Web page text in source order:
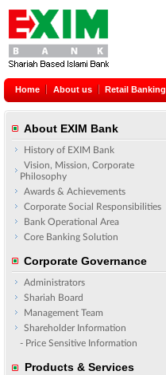
Home About us Retail Banking
About EXIM Bank
History of EXIM Bank
Vision, Mission, Corporate
Philosophy
Awards & Achievements
Corporate Social Responsibilities
Bank Operational Area
Core Banking Solution
Corporate Governance
Administrators
Shariah Board
Management Team
Shareholder Information
- Price Sensitive Information
Products & Services